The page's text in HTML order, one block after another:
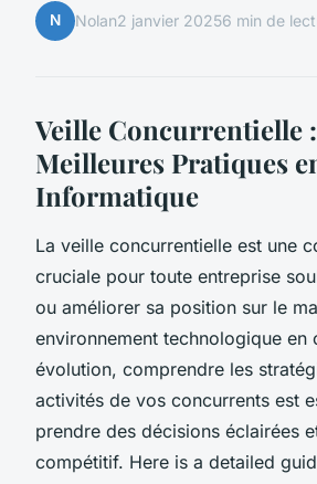
N Nolan2 janvier 20256 min de
Veille Concurrentielle
Meilleures Pratiques
Informatique
La veille concurrentielle est une
cruciale pour toute entreprise
ou améliorer sa position sur le
environnement technologique en
évolution, comprendre les
activités de vos concurrents est
prendre des décisions éclairées
compétitif. Here is a detailed